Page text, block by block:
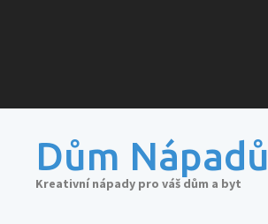
Dům Nápadů
Kreativní nápady pro váš dům a byt